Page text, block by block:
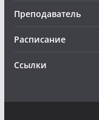
Преподаватель
Расписание
Ссылки